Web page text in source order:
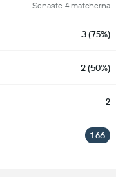
Senaste 4 matcherna
3 (75%)
2 (50%)
2
1.66